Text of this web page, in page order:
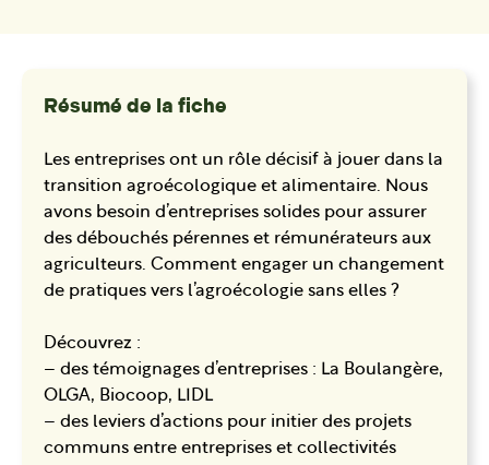
Résumé de la fiche
Les entreprises ont un rôle décisif à jouer dans la
transition agroécologique et alimentaire. Nous
avons besoin d’entreprises solides pour assurer
des débouchés pérennes et rémunérateurs aux
agriculteurs. Comment engager un changement
de pratiques vers l’agroécologie sans elles ?
Découvrez :
– des témoignages d’entreprises : La Boulangère,
OLGA, Biocoop, LIDL
– des leviers d’actions pour initier des projets
communs entre entreprises et collectivités